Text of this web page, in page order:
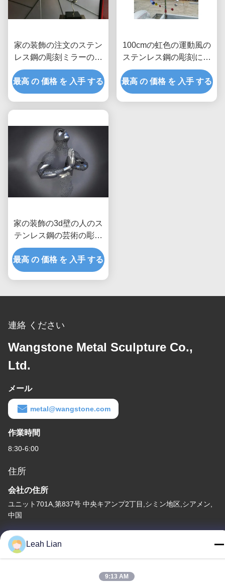
家の装飾の注文のステン
レス鋼の彫刻ミラーの磨
かれた気球
最高 の 価格 を 入手 する
100cmの虹色の運動風の
ステンレス鋼の彫刻によ
って塗られる終わり
最高 の 価格 を 入手 する
家の装飾の3d壁の人のス
テンレス鋼の芸術の彫刻
のマットの比ゆ的な終わ
り
最高 の 価格 を 入手 する
連絡 ください
Wangstone Metal Sculpture Co.,
Ltd.
メール
metal@wangstone.com
作業時間
8:30-6:00
住所
会社の住所
ユニット701A,第837号 中央キアンプ2丁目,シミン地区,シアメン,
中国
工場住所
第72号 ユンジュン道路 武峰村 崇武町 泉州市 福建市
Leah Lian
9:13 AM